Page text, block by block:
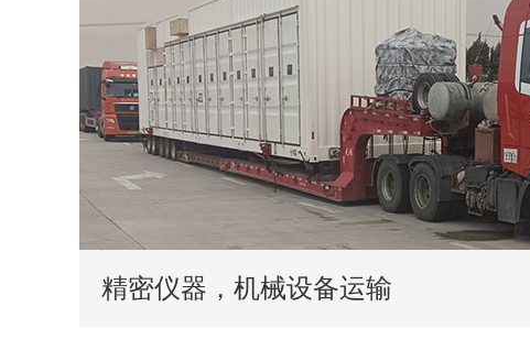
精密仪器，机械设备运输